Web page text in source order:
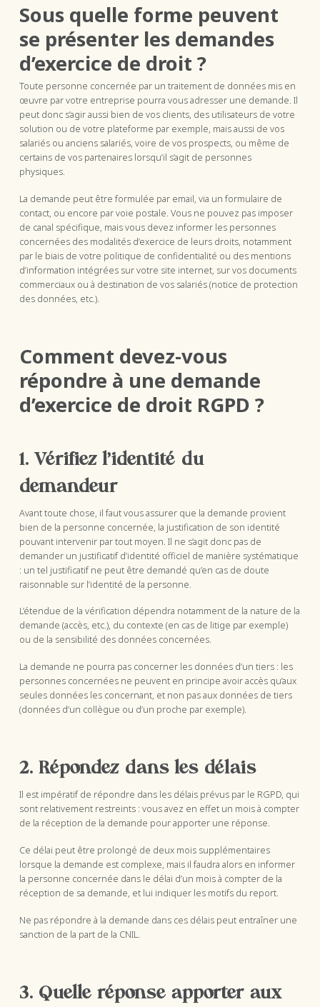
Sous quelle forme peuvent
se présenter les demandes
d’exercice de droit ?
Toute personne concernée par un traitement de données mis en
œuvre par votre entreprise pourra vous adresser une demande. Il
peut donc s’agir aussi bien de vos clients, des utilisateurs de votre
solution ou de votre plateforme par exemple, mais aussi de vos
salariés ou anciens salariés, voire de vos prospects, ou même de
certains de vos partenaires lorsqu’il s’agit de personnes
physiques.
La demande peut être formulée par email, via un formulaire de
contact, ou encore par voie postale. Vous ne pouvez pas imposer
de canal spécifique, mais vous devez informer les personnes
concernées des modalités d’exercice de leurs droits, notamment
par le biais de votre politique de confidentialité ou des mentions
d’information intégrées sur votre site internet, sur vos documents
commerciaux ou à destination de vos salariés (notice de protection
des données, etc.).
Comment devez-vous
répondre à une demande
d’exercice de droit RGPD ?
1. Vérifiez l’identité du
demandeur
Avant toute chose, il faut vous assurer que la demande provient
bien de la personne concernée, la justification de son identité
pouvant intervenir par tout moyen. Il ne s’agit donc pas de
demander un justificatif d’identité officiel de manière systématique
: un tel justificatif ne peut être demandé qu’en cas de doute
raisonnable sur l’identité de la personne.
L’étendue de la vérification dépendra notamment de la nature de la
demande (accès, etc.), du contexte (en cas de litige par exemple)
ou de la sensibilité des données concernées.
La demande ne pourra pas concerner les données d’un tiers : les
personnes concernées ne peuvent en principe avoir accès qu’aux
seules données les concernant, et non pas aux données de tiers
(données d’un collègue ou d’un proche par exemple).
2. Répondez dans les délais
Il est impératif de répondre dans les délais prévus par le RGPD, qui
sont relativement restreints : vous avez en effet un mois à compter
de la réception de la demande pour apporter une réponse.
Ce délai peut être prolongé de deux mois supplémentaires
lorsque la demande est complexe, mais il faudra alors en informer
la personne concernée dans le délai d’un mois à compter de la
réception de sa demande, et lui indiquer les motifs du report.
Ne pas répondre à la demande dans ces délais peut entraîner une
sanction de la part de la CNIL.
3. Quelle réponse apporter aux